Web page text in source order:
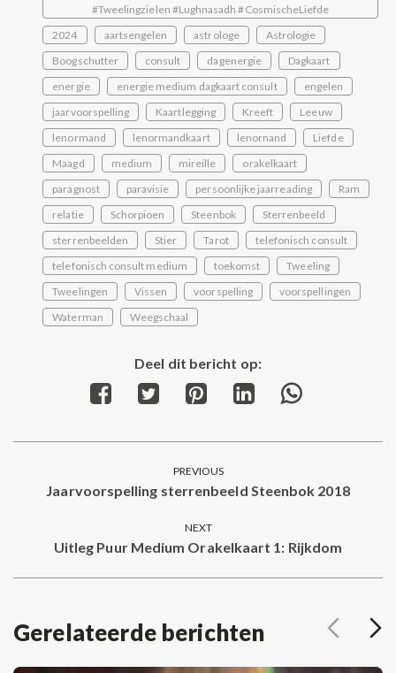
#Tweelingzielen #Lughnasadh #CosmischeLiefde
2024
aartsengelen astrologe
Astrologie
Boogschutter
consult dagenergie
Dagkaart
energie
energie medium dagkaart consult
engelen
jaarvoorspelling
Kaartlegging Kreeft
Leeuw
lenormand
lenormandkaart lenornand
Liefde
Maagd
medium mireille
orakelkaart
paragnost
paravisie persoonlijke jaarreading
Ram
relatie
Schorpioen Steenbok
Sterrenbeeld
sterrenbeelden
Stier Tarot
telefonisch consult
telefonisch consult medium
toekomst
Tweeling
Tweelingen
Vissen voorspelling
voorspellingen
Waterman
Weegschaal
Deel dit bericht op:
Share
Facebook
Share
Twitter
Share
Pinterest
Share
LinkedInWhatsApp
navigation
PREVIOUS
Previous
Jaarvoorspelling sterrenbeeld Steenbok 2018
NEXT
Next
post:
Uitleg Puur Medium Orakelkaart 1: Rijkdom
Gerelateerde berichten